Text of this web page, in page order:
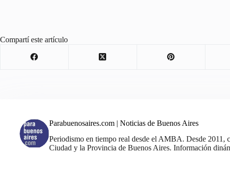
Compartí este artículo
Parabuenosaires.com | Noticias de Buenos Aires
Periodismo en tiempo real desde el AMBA. Desde
Ciudad y la Provincia de Buenos Aires. Información